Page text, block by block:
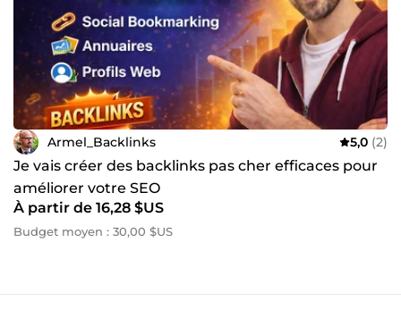
Armel_Backlinks 5,0 (2)
Je vais créer des backlinks pas cher efficaces pour
améliorer votre SEO
À partir de 16,28 $US
Budget moyen : 30,00 $US